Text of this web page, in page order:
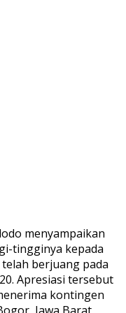
menyampaikan
tingginya kepada
berjuang pada
Apresiasi tersebut
kontingen